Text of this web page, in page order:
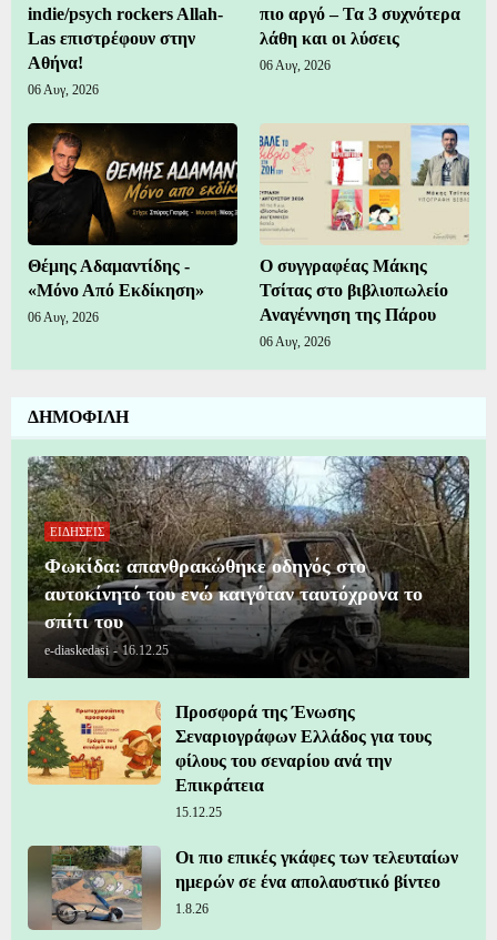
indie/psych rockers Allah-
Las επιστρέφουν στην
Αθήνα!
06 Αυγ, 2026
πιο αργό – Τα 3 συχνότερα
λάθη και οι λύσεις
06 Αυγ, 2026
Θέμης Αδαμαντίδης -
«Μόνο Από Εκδίκηση»
06 Αυγ, 2026
Ο συγγραφέας Μάκης
Τσίτας στο βιβλιοπωλείο
Αναγέννηση της Πάρου
06 Αυγ, 2026
ΔΗΜΟΦΙΛΗ
ΕΙΔΗΣΕΙΣ
Φωκίδα: απανθρακώθηκε οδηγός στο
αυτοκίνητό του ενώ καιγόταν ταυτόχρονα το
σπίτι του
e-diaskedasi - 16.12.25
Προσφορά της Ένωσης
Σεναριογράφων Ελλάδος για τους
φίλους του σεναρίου ανά την
Επικράτεια
15.12.25
Οι πιο επικές γκάφες των τελευταίων
ημερών σε ένα απολαυστικό βίντεο
1.8.26